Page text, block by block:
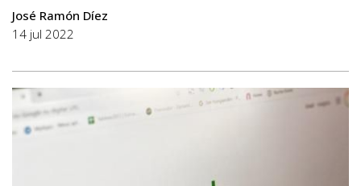
José Ramón Díez
14 jul 2022